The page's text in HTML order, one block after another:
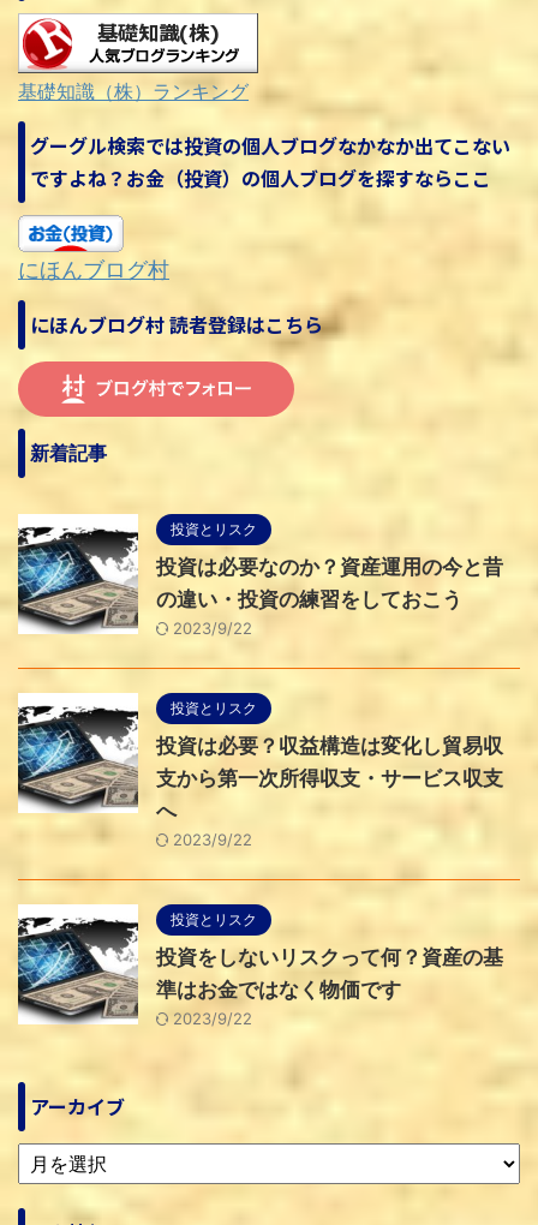
基礎知識（株）ランキング
グーグル検索では投資の個人ブログなかなか出てこない
ですよね？お金（投資）の個人ブログを探すならここ
にほんブログ村
にほんブログ村 読者登録はこちら
新着記事
投資とリスク
投資は必要なのか？資産運用の今と昔
の違い・投資の練習をしておこう
2023/9/22
投資とリスク
投資は必要？収益構造は変化し貿易収
支から第一次所得収支・サービス収支
へ
2023/9/22
投資とリスク
投資をしないリスクって何？資産の基
準はお金ではなく物価です
2023/9/22
アーカイブ